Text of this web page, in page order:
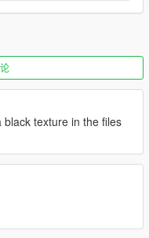
black texture in the files